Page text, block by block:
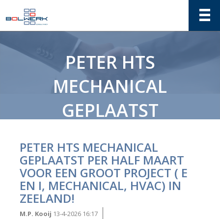
PETER HTS
MECHANICAL
GEPLAATST
MAART VOOR
EEN GROOT
PROJECT ( E
PETER HTS MECHANICAL
GEPLAATST PER HALF MAART
VOOR EEN GROOT PROJECT ( E
EN I, MECHANICAL, HVAC) IN
ZEELAND!
M.P. Kooij 13-4-2026 16:17